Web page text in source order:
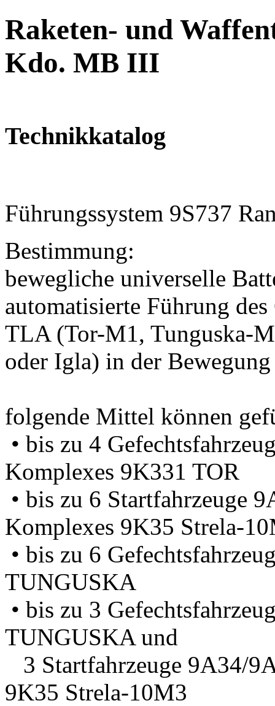
Raketen- und
Kdo. MB III
Technikkatalog
Führungssystem 9S737
Bestimmung:
bewegliche universelle
automatisierte Führung
TLA (Tor-M1, Tunguska-
oder Igla) in der
folgende Mittel können
• bis zu 4
Komplexes 9K331 TOR
• bis zu 6 Startfahrzeuge
Komplexes 9K35 Strela-
• bis zu 6
TUNGUSKA
• bis zu 3
TUNGUSKA und
3 Startfahrzeuge 9A34/
9K35 Strela-10M3